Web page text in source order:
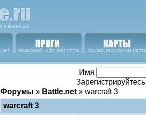
Имя
Форумы » Battle.net » warcraft 3
warcraft 3